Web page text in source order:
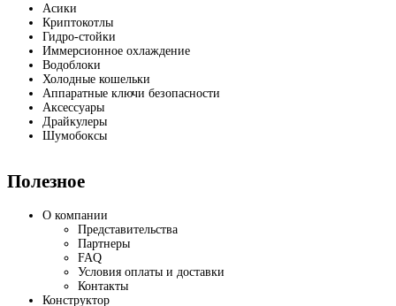
Асики
Криптокотлы
Гидро-стойки
Иммерсионное охлаждение
Водоблоки
Холодные кошельки
Аппаратные ключи безопасности
Аксессуары
Драйкулеры
Шумобоксы
Полезное
О компании
Представительства
Партнеры
FAQ
Условия оплаты и доставки
Контакты
Конструктор